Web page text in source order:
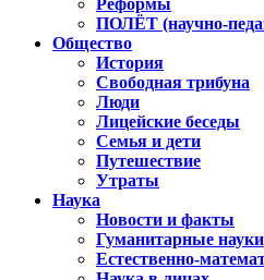
Реформы
ПОЛЁТ (научно-
Общество
История
Свободная трибуна
Люди
Лицейские беседы
Семья и дети
Путешествие
Утраты
Наука
Новости и факты
Гуманитарные науки
Естественно-